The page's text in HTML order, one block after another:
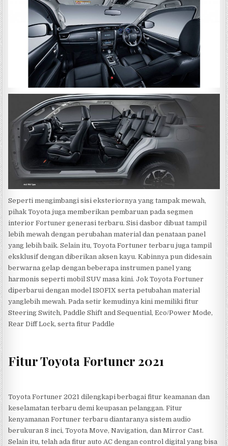
Seperti mengimbangi sisi eksteriornya yang tampak mewah,
pihak Toyota juga memberikan pembaruan pada segmen
interior Fortuner generasi terbaru. Sisi dasbor dibuat tampil
lebih mewah dengan perubahan material dan penataan panel
yang lebih baik. Selain itu, Toyota Fortuner terbaru juga tampil
eksklusif dengan diberikan aksen kayu. Kabinnya pun didesain
berwarna gelap dengan beberapa instrumen panel yang
harmonis seperti mobil SUV masa kini. Jok Toyota Fortuner
diperbarui dengan model ISOFIX serta petubahan material
yanglebih mewah. Pada setir kemudinya kini memiliki fitur
Steering Switch, Paddle Shift and Sequential, Eco/Power Mode,
Rear Diff Lock, serta fitur Paddle
Fitur Toyota Fortuner 2021
Toyota Fortuner 2021 dilengkapi berbagai fitur keamanan dan
keselamatan terbaru demi keupasan pelanggan. Fitur
kenyamanan Fortuner terbaru diantaranya sistem audio
berukuran 8 inci, Toyota Move, Navigation, dan Mirror Cast.
Selain itu, telah ada fitur auto AC dengan control digital yang bisa